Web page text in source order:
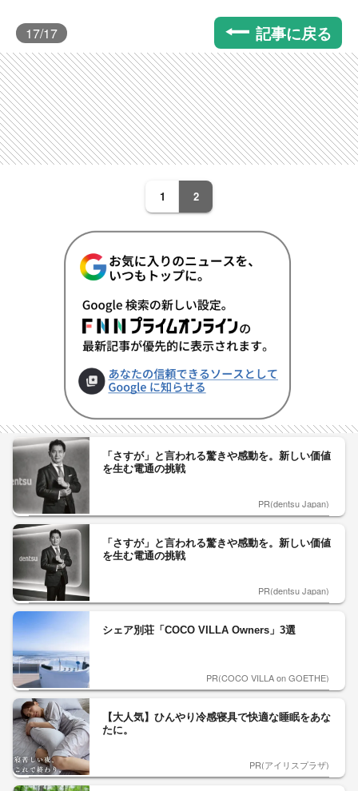
17/17 記事に戻る
1 2
「さすが」と言われる驚きや感動を。新しい価値
を生む電通の挑戦
PR(dentsu Japan)
「さすが」と言われる驚きや感動を。新しい価値
を生む電通の挑戦
PR(dentsu Japan)
シェア別荘「COCO VILLA Owners」3選
PR(COCO VILLA on GOETHE)
【大人気】ひんやり冷感寝具で快適な睡眠をあな
たに。
PR(アイリスプラザ)